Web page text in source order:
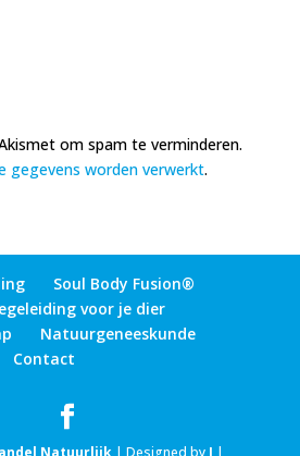
om spam te verminderen.
gegevens worden verwerkt.
Soul Body Fusion®
voor je dier
Natuurgeneeskunde
Contact
Natuurlijk | Designed by J |